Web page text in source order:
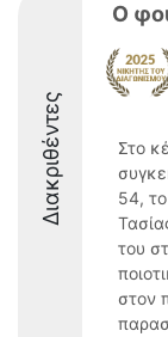
Διακριθέντες
Ο
Στο
54,
του
στον